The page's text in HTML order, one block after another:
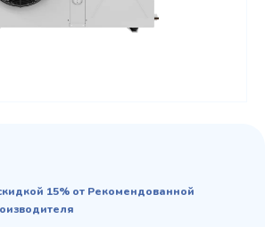
15% от Рекомендованной